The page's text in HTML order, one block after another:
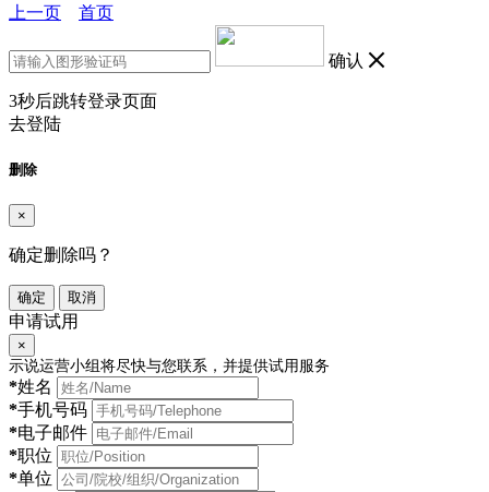
上一页
首页
确认
3秒后跳转登录页面
去登陆
删除
×
确定删除吗？
确定 取消
申请试用
×
示说运营小组将尽快与您联系，并提供试用服务
*姓名
*手机号码
*电子邮件
*职位
*单位